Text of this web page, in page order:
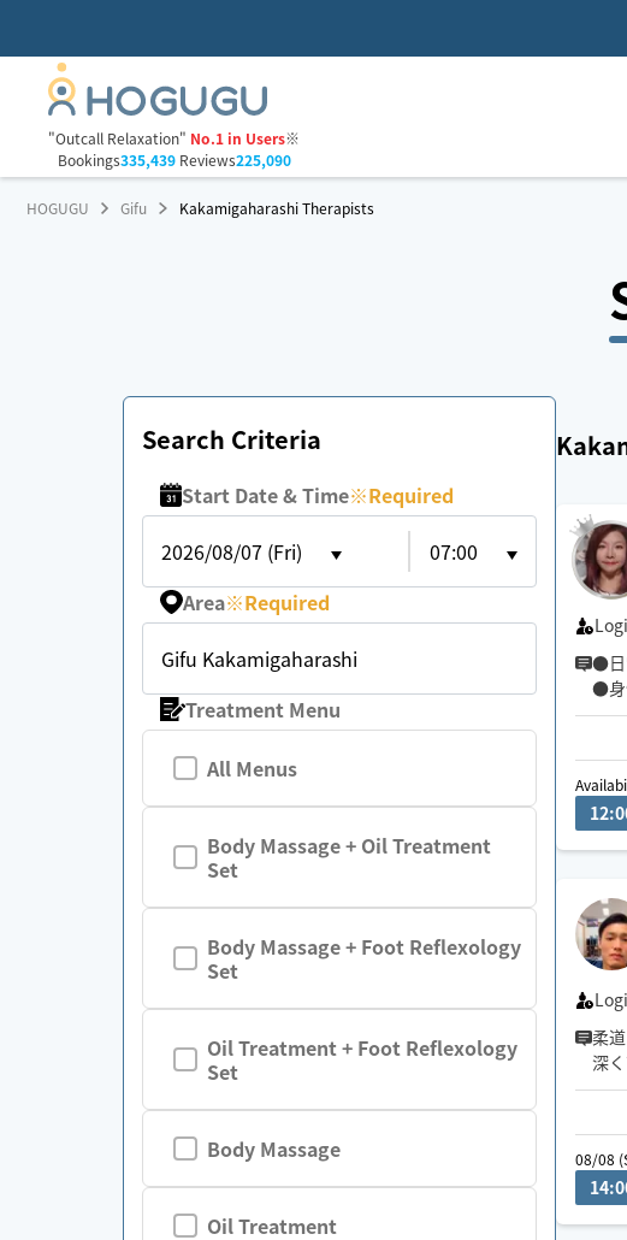
"Outcall Relaxation" No.1 in Users※
Bookings335,439Reviews225,090
HOGUGU Gifu Kakamigaharashi Therapists
Search Criteria
Start Date & Time※Required
2026/08/07 (Fri)
07:00
Area※Required
Gifu Kakamigaharashi
Treatment Menu
All Menus
Body Massage + Oil Treatment
Set
Body Massage + Foot Reflexology
Set
Oil Treatment + Foot Reflexology
Set
Body Massage
Oil Treatment
●日
●身
●趣
ど
調
本"
足
末
お
て
小
柔
深
首
お
08/08